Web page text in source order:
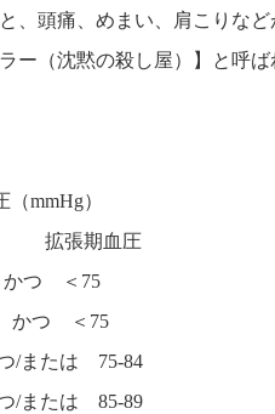
頭痛、めまい、肩こりな
（沈黙の殺し屋）】と呼ば
mmHg）
拡張期血圧
かつ ＜75
かつ ＜75
/または 75-84
/または 85-89